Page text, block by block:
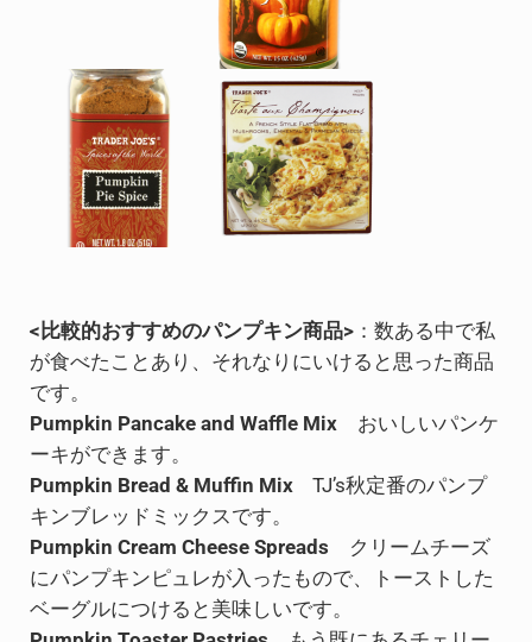
<比較的おすすめのパンプキン商品>：数ある中で私
が食べたことあり、それなりにいけると思った商品
です。
Pumpkin Pancake and Waffle Mixおいしいパンケ
ーキができます。
Pumpkin Bread & Muffin MixTJ’s秋定番のパンプ
キンブレッドミックスです。
Pumpkin Cream Cheese Spreads クリームチーズ
にパンプキンピュレが入ったもので、トーストした
ベーグルにつけると美味しいです。